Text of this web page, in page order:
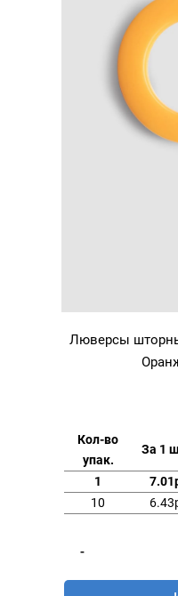
Люверсы
Кол-во
упак.
За 1
1
10
-